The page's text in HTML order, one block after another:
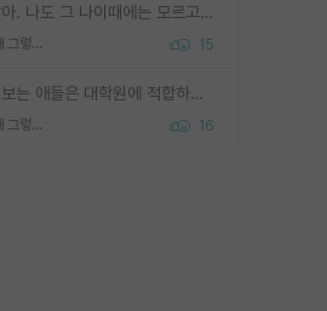
아직 모르잖아. 나도 그 나이때에는 모르고 평가 받고 안심하고 싶었어.
근데 여기는 왜 그렇게 SPK를 물어보는거임? 15
그런걸 물어보는 애들은 대학원에 적합하지 않다
근데 여기는 왜 그렇게 SPK를 물어보는거임? 16